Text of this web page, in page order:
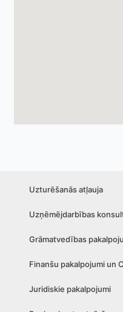
Uzturēšanās atļauja
Uzņēmējdarbības
Grāmatvedības
Finanšu pakalpojumi un
Juridiskie pakalpojumi